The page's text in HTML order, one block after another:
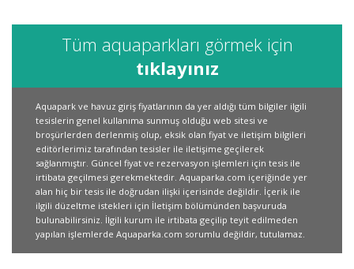
Tüm aquaparkları görmek için
tıklayınız
Aquapark ve havuz giriş fiyatlarının da yer aldığı tüm bilgiler ilgili
tesislerin genel kullanıma sunmuş olduğu web sitesi ve
broşürlerden derlenmiş olup, eksik olan fiyat ve iletişim bilgileri
editörlerimiz tarafından tesisler ile iletişime geçilerek
sağlanmıştır. Güncel fiyat ve rezervasyon işlemleri için tesis ile
irtibata geçilmesi gerekmektedir. Aquaparka.com içeriğinde yer
alan hiç bir tesis ile doğrudan ilişki içerisinde değildir. İçerik ile
ilgili düzeltme istekleri için İletişim bölümünden başvuruda
bulunabilirsiniz. İlgili kurum ile irtibata geçilip teyit edilmeden
yapılan işlemlerde Aquaparka.com sorumlu değildir, tutulamaz.